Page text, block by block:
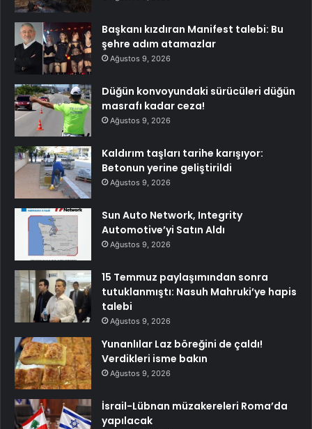
Başkanı kızdıran Manifest talebi: Bu
şehre adım atamazlar
Ağustos 9, 2026
Düğün konvoyundaki sürücüleri düğün
masrafı kadar ceza!
Ağustos 9, 2026
Kaldırım taşları tarihe karışıyor:
Betonun yerine geliştirildi
Ağustos 9, 2026
Sun Auto Network, Integrity
Automotive’yi Satın Aldı
Ağustos 9, 2026
15 Temmuz paylaşımından sonra
tutuklanmıştı: Nasuh Mahruki’ye hapis
talebi
Ağustos 9, 2026
Yunanlılar Laz böreğini de çaldı!
Verdikleri isme bakın
Ağustos 9, 2026
İsrail-Lübnan müzakereleri Roma’da
yapılacak